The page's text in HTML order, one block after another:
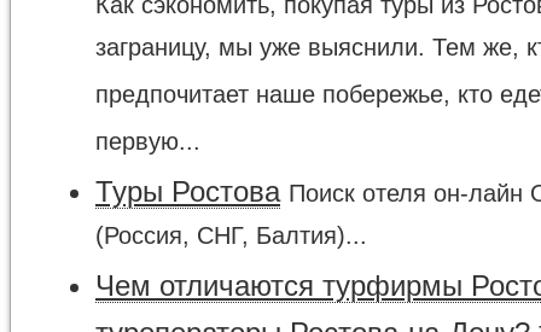
заграницу, мы уже выяснили. Тем же,
предпочитает наше побережье, кто
первую...
Туры Ростова Поиск отеля он-лайн
(Россия, СНГ, Балтия)...
Чем отличаются турфирмы